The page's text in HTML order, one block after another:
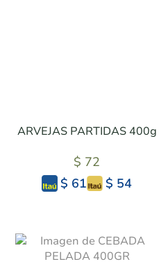
ARVEJAS PARTIDAS 400g
$ 72
$ 61
$ 54